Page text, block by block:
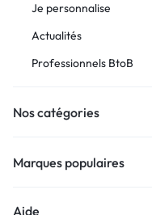
Je personnalise
Actualités
Professionnels BtoB
Nos catégories
Marques populaires
Aide